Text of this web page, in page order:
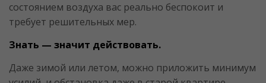
состоянием воздуха вас реально беспокоит и
требует решительных мер.
Знать — значит действовать.
Даже зимой или летом, можно приложить минимум